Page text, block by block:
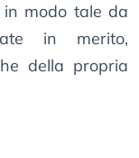
modo tale da
in merito,
della propria